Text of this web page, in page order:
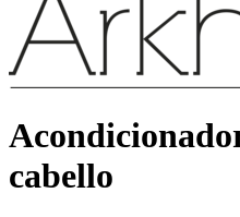
cabello